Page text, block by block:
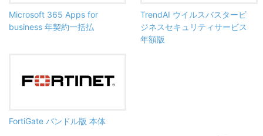
Microsoft 365 Apps for
business 年契約一括払
TrendAI ウイルスバスタービ
ジネスセキュリティサービス
年額版
FortiGate バンドル版 本体